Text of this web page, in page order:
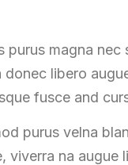
magna
libero
fusce and
purus velna
na